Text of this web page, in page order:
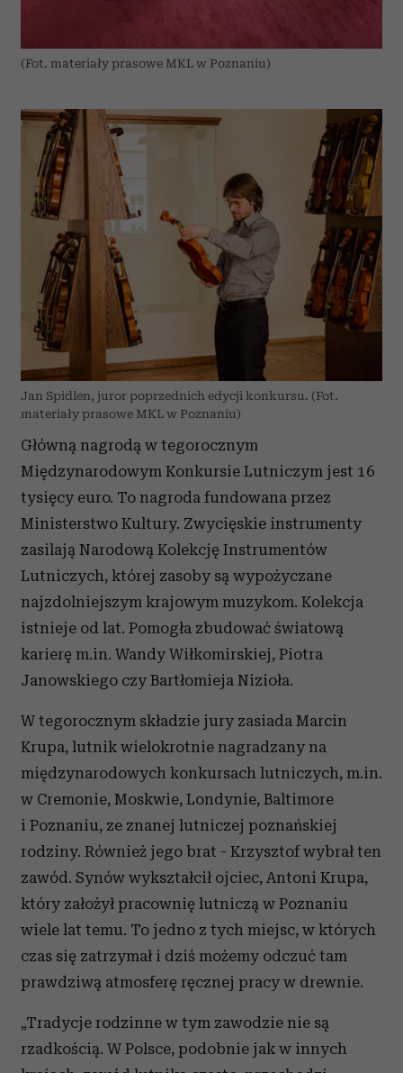
(Fot. materiały prasowe MKL w Poznaniu)
Jan Spidlen, juror poprzednich edycji konkursu. (Fot.
materiały prasowe MKL w Poznaniu)
Główną nagrodą w tegorocznym
Międzynarodowym Konkursie Lutniczym jest 16
tysięcy euro. To nagroda fundowana przez
Ministerstwo Kultury. Zwycięskie instrumenty
zasilają Narodową Kolekcję Instrumentów
Lutniczych, której zasoby są wypożyczane
najzdolniejszym krajowym muzykom. Kolekcja
istnieje od lat. Pomogła zbudować światową
karierę m.in. Wandy Wiłkomirskiej, Piotra
Janowskiego czy Bartłomieja Nizioła.
W tegorocznym składzie jury zasiada Marcin
Krupa, lutnik wielokrotnie nagradzany na
międzynarodowych konkursach lutniczych, m.in.
w Cremonie, Moskwie, Londynie, Baltimore
i Poznaniu, ze znanej lutniczej poznańskiej
rodziny. Również jego brat - Krzysztof wybrał ten
zawód. Synów wykształcił ojciec, Antoni Krupa,
który założył pracownię lutniczą w Poznaniu
wiele lat temu. To jedno z tych miejsc, w których
czas się zatrzymał i dziś możemy odczuć tam
prawdziwą atmosferę ręcznej pracy w drewnie.
„Tradycje rodzinne w tym zawodzie nie są
rzadkością. W Polsce, podobnie jak w innych